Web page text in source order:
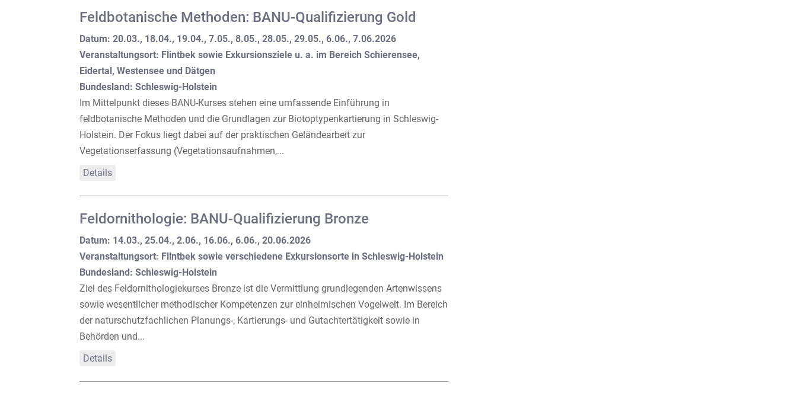
Feldbotanische Methoden: BANU-Qualifizierung Gold
Datum: 20.03., 18.04., 19.04., 7.05., 8.05., 28.05., 29.05., 6.06., 7.06.2026
Veranstaltungsort: Flintbek sowie Exkursionsziele u. a. im Bereich Schierensee,
Eidertal, Westensee und Dätgen
Bundesland: Schleswig-Holstein
Im Mittelpunkt dieses BANU-Kurses stehen eine umfassende Einführung in
feldbotanische Methoden und die Grundlagen zur Biotoptypenkartierung in Schleswig-
Holstein. Der Fokus liegt dabei auf der praktischen Geländearbeit zur
Vegetationserfassung (Vegetationsaufnahmen,...
Details
Feldornithologie: BANU-Qualifizierung Bronze
Datum: 14.03., 25.04., 2.06., 16.06., 6.06., 20.06.2026
Veranstaltungsort: Flintbek sowie verschiedene Exkursionsorte in Schleswig-Holstein
Bundesland: Schleswig-Holstein
Ziel des Feldornithologiekurses Bronze ist die Vermittlung grundlegenden Artenwissens
sowie wesentlicher methodischer Kompetenzen zur einheimischen Vogelwelt. Im Bereich
der naturschutzfachlichen Planungs-, Kartierungs- und Gutachtertätigkeit sowie in
Behörden und...
Details